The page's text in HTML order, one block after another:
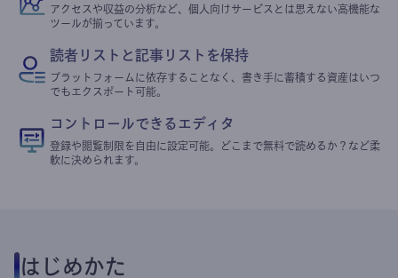
アクセスや収益の分析など、個人向けサービスとは思えない高機能な
ツールが揃っています。
読者リストと記事リストを保持
プラットフォームに依存することなく、書き手に蓄積する資産はいつ
でもエクスポート可能。
コントロールできるエディタ
登録や閲覧制限を自由に設定可能。どこまで無料で読めるか？など柔
軟に決められます。
はじめかた